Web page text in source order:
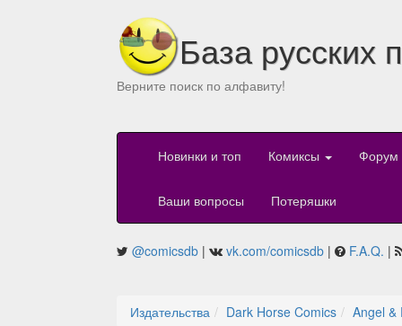
База русских
Верните поиск по алфавиту!
Новинки и топ Комиксы Форум
Ваши вопросы Потеряшки
@comicsdb | vk.com/comicsdb | F.A.Q. |
Издательства Dark Horse Comics Angel &